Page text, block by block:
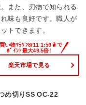
また、刃物で知られる
味も良好です。職人が
トできます。
楽天市場で見る
め切りSS OC-22